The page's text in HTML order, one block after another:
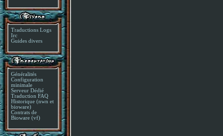
Traductions Logs
Irc
Guides divers
Généralités
Configuration
minimale
Serveur Dédié
Traduction FAQ
Historique (nwn et
bioware)
Contrats de
Bioware (vf)